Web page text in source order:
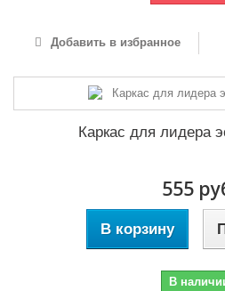
Добавить в избранное
Каркас для лидера
555
В корзину
В